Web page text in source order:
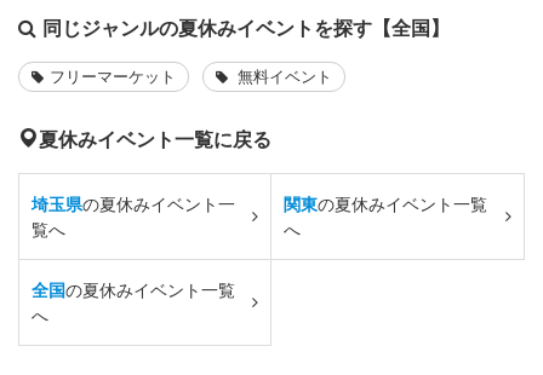
同じジャンルの夏休みイベントを探す【全国】
フリーマーケット 無料イベント
夏休みイベント一覧に戻る
埼玉県の夏休みイベント一
覧へ
関東の夏休みイベント一覧
へ
全国の夏休みイベント一覧
へ